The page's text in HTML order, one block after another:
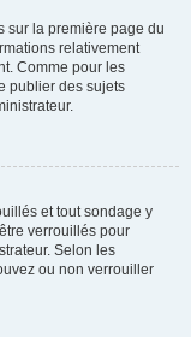
sur la première page du
relativement
Comme pour les
publier des sujets
et tout sondage y
verrouillés pour
Selon les
ou non verrouiller